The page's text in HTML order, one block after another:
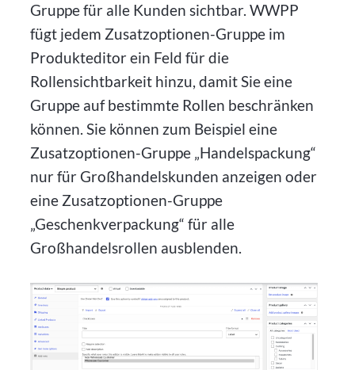
Gruppe für alle Kunden sichtbar. WWPP
fügt jedem Zusatzoptionen-Gruppe im
Produkteditor ein Feld für die
Rollensichtbarkeit hinzu, damit Sie eine
Gruppe auf bestimmte Rollen beschränken
können. Sie können zum Beispiel eine
Zusatzoptionen-Gruppe „Handelspackung“
nur für Großhandelskunden anzeigen oder
eine Zusatzoptionen-Gruppe
„Geschenkverpackung“ für alle
Großhandelsrollen ausblenden.